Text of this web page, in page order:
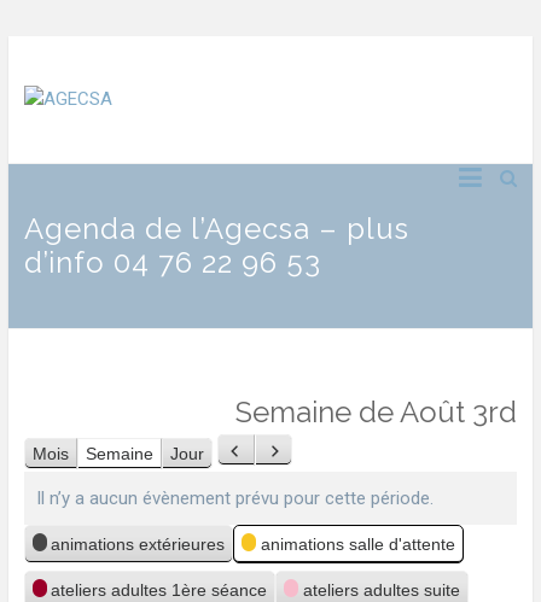
Agenda de l’Agecsa – plus
d’info 04 76 22 96 53
Semaine de Août 3rd
Mois Semaine Jour Précédent
Suivant
Il n’y a aucun évènement prévu pour cette période.
Catégories
animations extérieures animations salle d'attente
ateliers adultes 1ère séance ateliers adultes suite